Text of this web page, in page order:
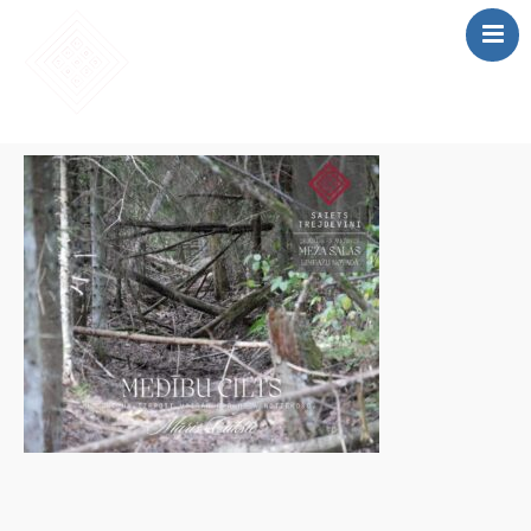
SĀKUMS
MĀCĪBAS
SAIETS 2026
IEPRIEKŠĒJIE
SAIETI
PAR MUMS
LOMU SPĒLE